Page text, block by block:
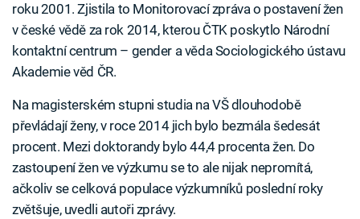
roku 2001. Zjistila to Monitorovací zpráva o postavení žen
v české vědě za rok 2014, kterou ČTK poskytlo Národní
kontaktní centrum – gender a věda Sociologického ústavu
Akademie věd ČR.
Na magisterském stupni studia na VŠ dlouhodobě
převládají ženy, v roce 2014 jich bylo bezmála šedesát
procent. Mezi doktorandy bylo 44,4 procenta žen. Do
zastoupení žen ve výzkumu se to ale nijak nepromítá,
ačkoliv se celková populace výzkumníků poslední roky
zvětšuje, uvedli autoři zprávy.